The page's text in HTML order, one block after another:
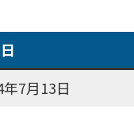
7月13日